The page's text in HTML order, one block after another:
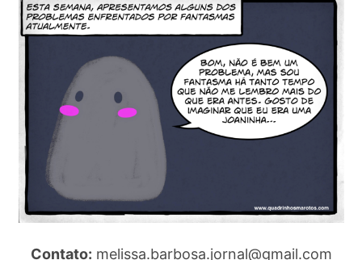
Contato: melissa.barbosa.jornal@gmail.com